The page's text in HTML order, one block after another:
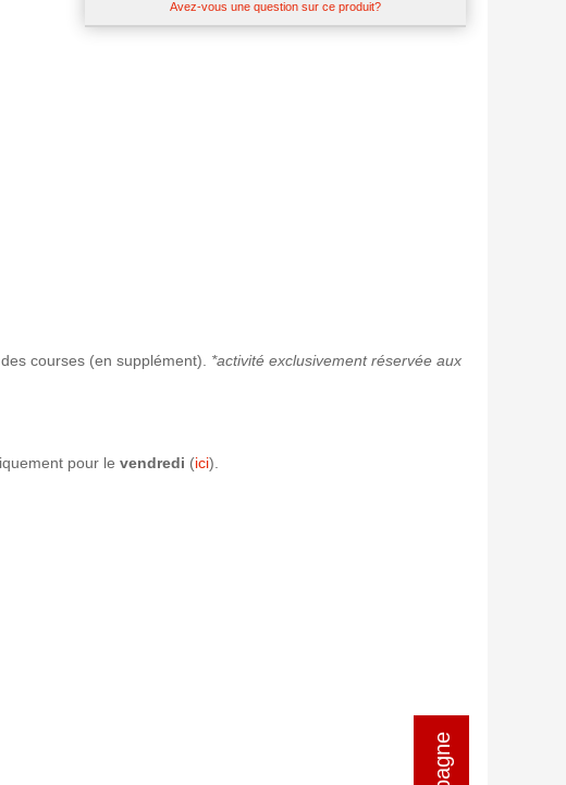
Avez-vous une question sur ce produit?
courses (en supplément). *activité exclusivement réservée aux
pour le vendredi (ici).